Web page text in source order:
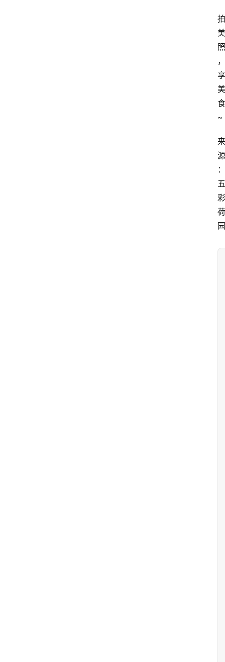
拍
美
照
，
享
美
食
~
来
源
：
五
彩
荷
园